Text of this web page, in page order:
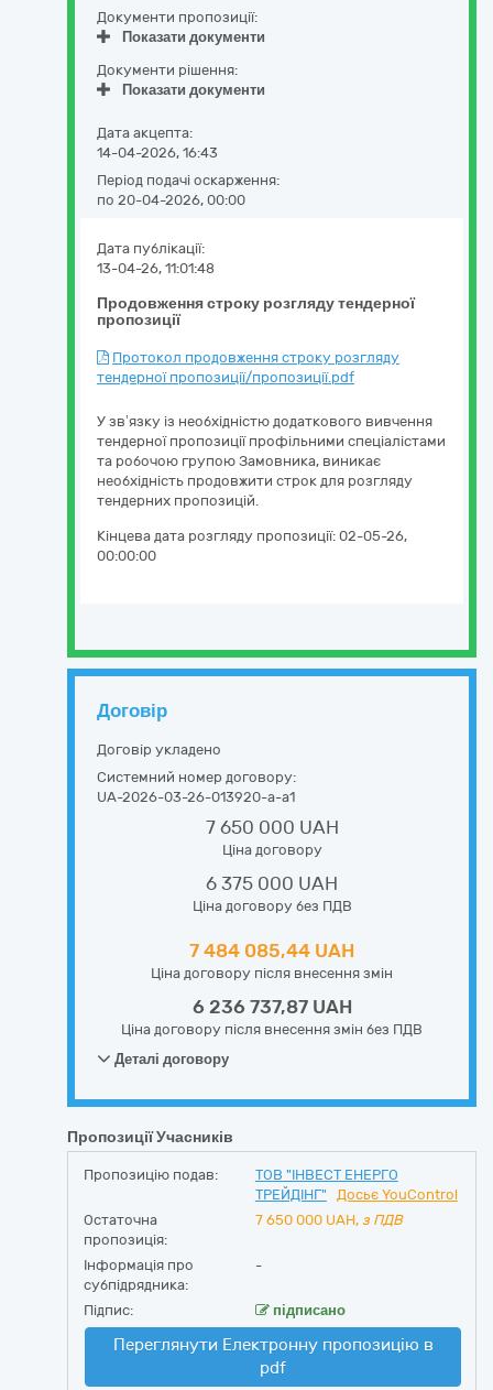
Документи пропозиції:
Показати документи
Документи рішення:
Показати документи
Дата акцепта:
14-04-2026, 16:43
Період подачі оскарження:
по 20-04-2026, 00:00
Продовження строку розгляду тендерної
пропозиції
Дата публікації:
13-04-26, 11:01:48
Протокол продовження строку розгляду
тендерної пропозиції/пропозиції.pdf
У зв’язку із необхідністю додаткового вивчення
тендерної пропозиції профільними спеціалістами
та робочою групою Замовника, виникає
необхідність продовжити строк для розгляду
тендерних пропозицій.
Кінцева дата розгляду пропозиції: 02-05-26,
00:00:00
Договір
Договір укладено
Системний номер договору:
UA-2026-03-26-013920-a-a1
7 650 000 UAH
Ціна договору
6 375 000 UAH
Ціна договору без ПДВ
7 484 085,44 UAH
Ціна договору після внесення змін
6 236 737,87 UAH
Ціна договору після внесення змін без ПДВ
Деталі договору
Пропозиції Учасників
Пропозицію подав:
ТОВ "ІНВЕСТ ЕНЕРГО
ТРЕЙДІНГ"
Досьє YouControl
Остаточна
пропозиція:
7 650 000 UAH, з ПДВ
Інформація про
субпідрядника:
-
Підпис: підписано
Переглянути Електронну пропозицію в
pdf